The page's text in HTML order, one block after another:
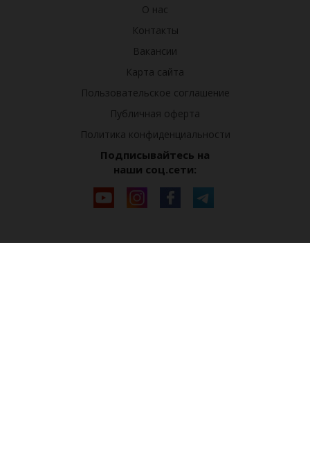
О нас
Контакты
Вакансии
Карта сайта
Пользовательское соглашение
Публичная оферта
Политика конфиденциальности
Подписывайтесь на
наши соц.сети: